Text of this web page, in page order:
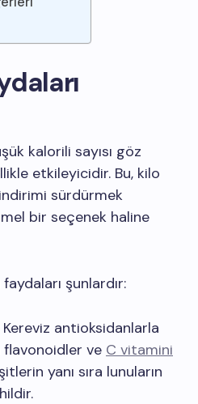
kalorili sayısı göz
etkileyicidir. Bu, kilo
sürdürmek
bir seçenek haline
şunlardır:
Kereviz antioksidanlarla
flavonoidler ve C vitamini
yanı sıra lunuların